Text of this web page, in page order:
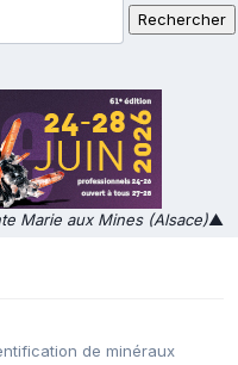
Marie aux Mines (Alsace)▲
de minéraux